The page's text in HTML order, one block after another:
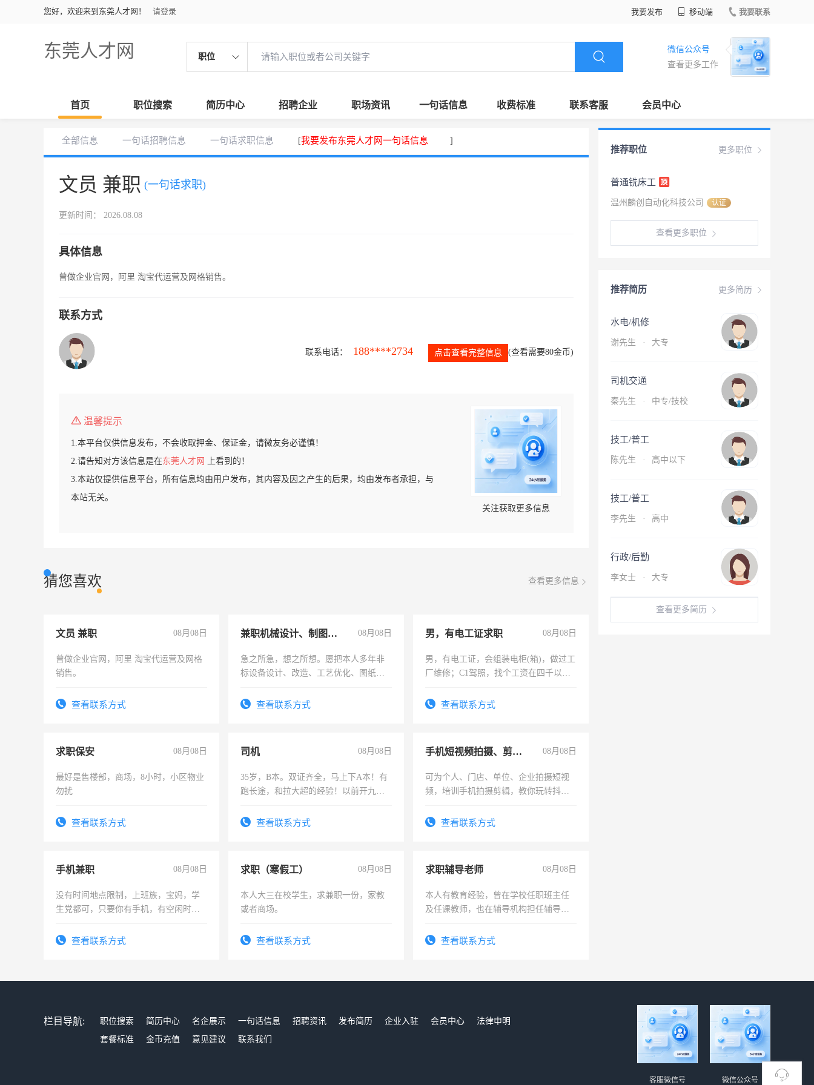
您好，欢迎来到东莞人才网！ 请登录 我要发布 移动端 我要联系
东莞人才网 职位
微信公众号
查看更多工作
首页 职位搜索 简历中心 招聘企业 职场资讯 一句话信息 收费标准 联系客服 会员中心
全部信息 一句话招聘信息 一句话求职信息 [我要发布东莞人才网一句话信息 ]
文员 兼职 (一句话求职)
更新时间： 2026.08.08
具体信息
曾做企业官网，阿里 淘宝代运营及网格销售。
联系方式
联系电话： 188****2734 点击查看完整信息 (查看需要80金币)
温馨提示
1.本平台仅供信息发布，不会收取押金、保证金，请微友务必谨慎！
2.请告知对方该信息是在东莞人才网
上看到的！
3.本站仅提供信息平台，所有信息均由用户发布，其内容及因之产生的后果，均由发布者承担，与
本站无关。
关注获取更多信息
猜您喜欢 查看更多信息
文员 兼职 08月08日
曾做企业官网，阿里 淘宝代运营及网格
销售。
查看联系方式
兼职机械设计、制图、设备改造 08月08日
急之所急，想之所想。愿把本人多年非
标设备设计、改造、工艺优化、图纸制
结识有识之士，共享未来。
查看联系方式
男，有电工证求职 08月08日
男，有电工证，会组装电柜(箱)，做过工
厂维修；C1驾照，找个工资在四千以
电话查看联系方式
求职保安 08月08日
最好是售楼部，商场，8小时，小区物业
勿扰
查看联系方式
司机 08月08日
35岁，B本。双证齐全，马上下A本！有
跑长途，和拉大超的经验！以前开九米
查看联系方式
手机短视频拍摄、剪辑、抖音快手 08月08日
可为个人、门店、单位、企业拍摄短视
频，培训手机拍摄剪辑，教你玩转抖音
频，培训手机拍摄剪辑，教你玩转抖
查看联系方式
手机兼职 08月08日
没有时间地点限制，上班族，宝妈，学
生党都可，只要你有手机，有空闲时
勤快的四五十，每天挣零花钱没问题！
查看联系方式
求职（寒假工） 08月08日
本人大三在校学生，求兼职一份，家教
或者商场。
查看联系方式
求职辅导老师 08月08日
本人有教育经验，曾在学校任职班主任
及任课教师，也在辅导机构担任辅导教
查看联系方式
更多职位
推荐职位
普通铣床工
温州麟创自动化科技公司 认证
查看更多职位
更多简历
推荐简历
水电/机修
谢先生 · 大专
司机交通
秦先生 · 中专/技校
技工/普工
陈先生 · 高中以下
技工/普工
李先生 · 高中
行政/后勤
李女士 · 大专
查看更多简历
栏目导航: 职位搜索 简历中心 名企展示 一句话信息 招聘资讯 发布简历 企业入驻 会员中心
法律申明
套餐标准
金币充值 意见建议 联系我们
微信公众号
客服微信号